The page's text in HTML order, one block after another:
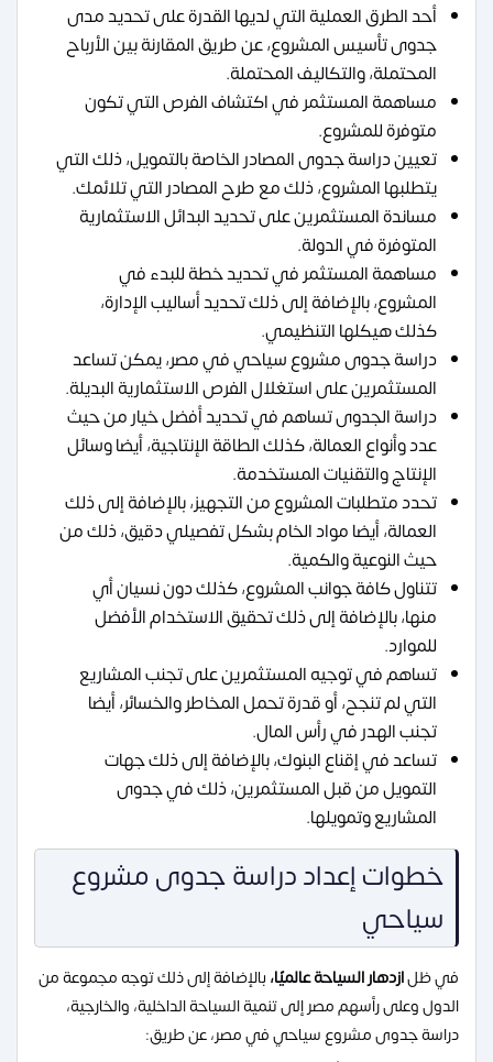
أحد الطرق العملية التي لديها القدرة على تحديد مدى
جدوى تأسيس المشروع، عن طريق المقارنة بين الأرباح
المحتملة، والتكاليف المحتملة.
مساهمة المستثمر في اكتشاف الفرص التي تكون
متوفرة للمشروع.
تعيين دراسة جدوى المصادر الخاصة بالتمويل، ذلك التي
يتطلبها المشروع، ذلك مع طرح المصادر التي تلائمك.
مساندة المستثمرين على تحديد البدائل الاستثمارية
المتوفرة في الدولة.
مساهمة المستثمر في تحديد خطة للبدء في
المشروع، بالإضافة إلى ذلك تحديد أساليب الإدارة،
كذلك هيكلها التنظيمي.
دراسة جدوى مشروع سياحي في مصر، يمكن تساعد
المستثمرين على استغلال الفرص الاستثمارية البديلة.
دراسة الجدوى تساهم في تحديد أفضل خيار من حيث
عدد وأنواع العمالة، كذلك الطاقة الإنتاجية، أيضا وسائل
الإنتاج والتقنيات المستخدمة.
تحدد متطلبات المشروع من التجهيز، بالإضافة إلى ذلك
العمالة، أيضا مواد الخام بشكل تفصيلي دقيق، ذلك من
حيث النوعية والكمية.
تتناول كافة جوانب المشروع، كذلك دون نسيان أي
منها، بالإضافة إلى ذلك تحقيق الاستخدام الأفضل
للموارد.
تساهم في توجيه المستثمرين على تجنب المشاريع
التي لم تنجح، أو قدرة تحمل المخاطر والخسائر، أيضا
تجنب الهدر في رأس المال.
تساعد في إقناع البنوك، بالإضافة إلى ذلك جهات
التمويل من قبل المستثمرين، ذلك في جدوى
المشاريع وتمويلها.
خطوات إعداد دراسة جدوى مشروع
سياحي
في ظلازدهار السياحة عالميًا، بالإضافة إلى ذلك توجه مجموعة من
الدول وعلى رأسهم مصر إلى تنمية السياحة الداخلية، والخارجية،
دراسة جدوى مشروع سياحي في مصر، عن طريق: